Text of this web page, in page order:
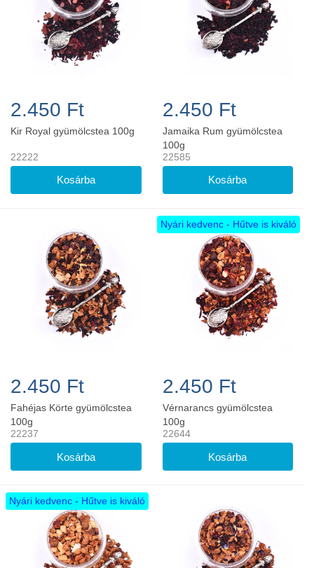
2.450 Ft
Kir Royal gyümölcstea 100g
22222
2.450 Ft
Jamaika Rum gyümölcstea
100g
22585
2.450 Ft
Fahéjas Körte gyümölcstea
100g
22237
Nyári kedvenc - Hűtve is kiváló
2.450 Ft
Vérnarancs gyümölcstea
100g
22644
Nyári kedvenc - Hűtve is kiváló